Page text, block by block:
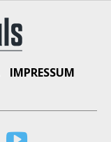
IMPRESSUM